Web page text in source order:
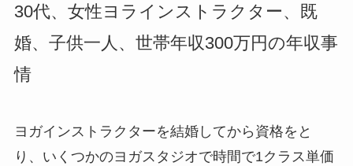
30代、女性ヨラインストラクター、既
婚、子供一人、世帯年収300万円の年収事
情
ヨガインストラクターを結婚してから資格をと
り、いくつかのヨガスタジオで時間で1クラス単価